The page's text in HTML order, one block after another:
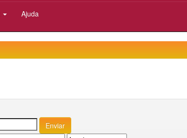
Ajuda